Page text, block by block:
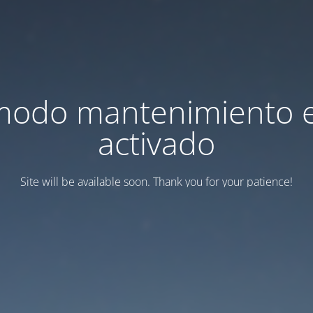
mantenimiento
activado
Site will be available soon. Thank you for your patience!